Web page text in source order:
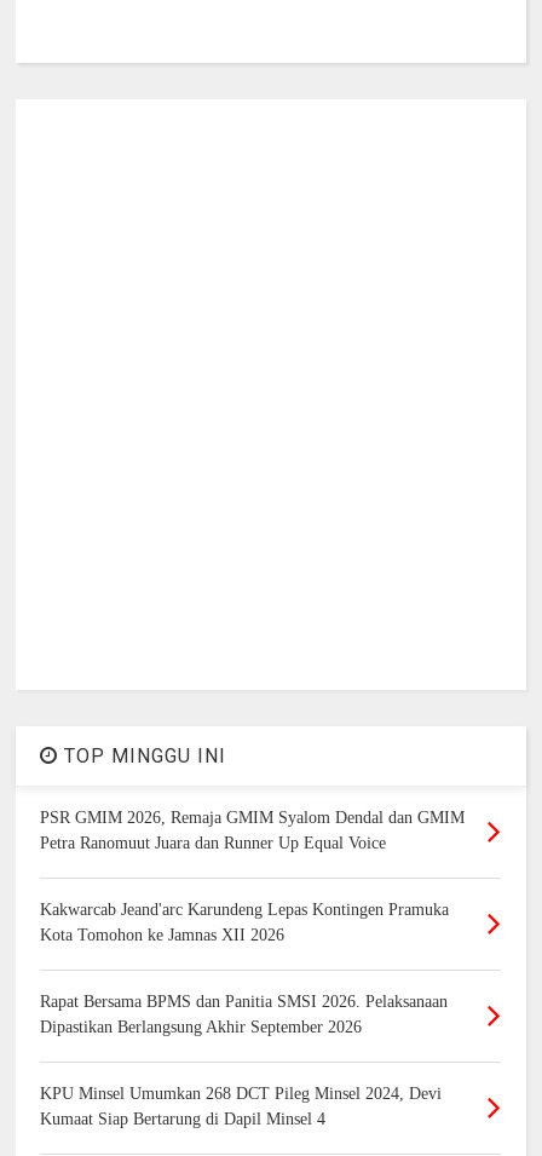
TOP MINGGU INI
PSR GMIM 2026, Remaja GMIM Syalom Dendal dan GMIM
Petra Ranomuut Juara dan Runner Up Equal Voice
Kakwarcab Jeand'arc Karundeng Lepas Kontingen Pramuka
Kota Tomohon ke Jamnas XII 2026
Rapat Bersama BPMS dan Panitia SMSI 2026. Pelaksanaan
Dipastikan Berlangsung Akhir September 2026
KPU Minsel Umumkan 268 DCT Pileg Minsel 2024, Devi
Kumaat Siap Bertarung di Dapil Minsel 4